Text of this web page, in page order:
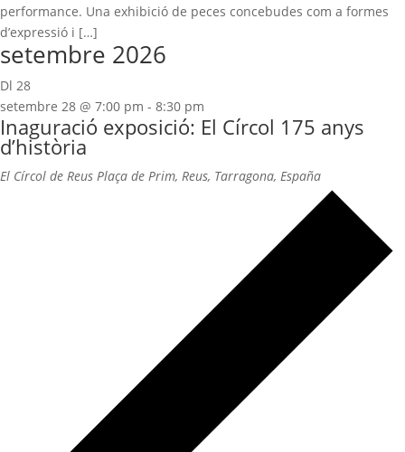
performance. Una exhibició de peces concebudes com a formes
d’expressió i […]
setembre 2026
Dl 28
setembre 28 @ 7:00 pm - 8:30 pm
Inaguració exposició: El Círcol 175 anys
d’història
El Círcol de Reus Plaça de Prim, Reus, Tarragona, España